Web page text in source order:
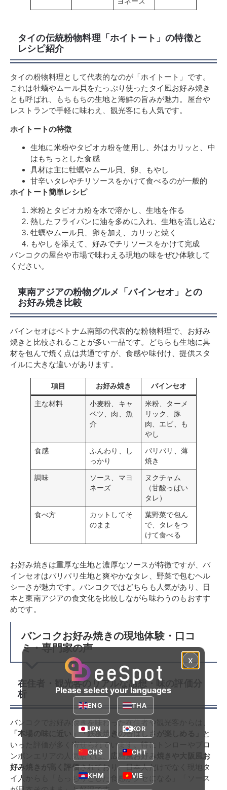
タイの伝統粉物料理「ホイトート」の特徴と
レシピ紹介
タイの粉物料理として代表的なのが「ホイトート」です。
これは牡蠣やムール貝をたっぷり使ったタイ風お好み焼き
とも呼ばれ、もちもちの生地と海鮮の旨みが魅力。屋台や
レストランで手軽に味わえ、観光客にも人気です。
ホイトートの特徴
生地に米粉やタピオカ粉を使用し、外はカリッと、中
はもちっとした食感
具材は主に牡蠣やムール貝、卵、もやし
甘辛いタレやチリソースをかけて食べるのが一般的
ホイトート簡単レシピ
米粉とタピオカ粉を水で溶かし、生地を作る
熱したフライパンに油を多めに入れ、生地を流し込む
牡蠣やムール貝、卵を加え、カリッと焼く
もやしを添えて、好みでチリソースをかけて完成
バンコクの屋台や市場で味わえる現地の味をぜひ体験して
ください。
東南アジアの粉物グルメ「バインセオ」との
お好み焼き比較
バインセオはベトナム南部の代表的な粉物料理で、お好み
焼きと比較されることが多い一品です。どちらも生地に具
材を包んで焼く点は共通ですが、食感や味付け、提供スタ
イルに大きな違いがあります。
項目 お好み焼き バインセオ
主な材料
小麦粉、キャ
ベツ、肉、魚
介
米粉、ターメ
リック、豚
肉、エビ、も
やし
食感
ふんわり、し
っかり
パリパリ、薄
焼き
調味
ソース、マヨ
ネーズ
ヌクチャム
（甘酸っぱい
タレ）
食べ方
カットしてそ
のまま
葉野菜で包ん
で、タレをつ
けて食べる
お好み焼きは重厚な生地と濃厚なソースが特徴ですが、バ
インセオはパリパリ生地と爽やかなタレ、野菜で包むヘル
シーさが魅力です。バンコクではどちらも人気があり、日
本と東南アジアの食文化を比較しながら味わうのもおすす
めです。
バンコクお好み焼きの現地体験・口コ
ミ・専門家の声
在住者・観光客のリアルな感想・味の評価分
析
バンコクでお好み焼きを味わった在住者や観光客からは、
「本場の味に近い」「鉄板焼きの香ばしさが楽しめる」
と
いった評価が多く寄せられています。特にトンローやプロ
ンポンエリアの人気店では、
広島風お好み焼きや大阪風お
好み焼きが高く評価されており、日本人だけでなく現地タ
イ人からも「もっちりとした食感がクセになる」「ソース
x
Please select your languages
ENG THA
JPN KOR
CHS CHT
KHM VIE